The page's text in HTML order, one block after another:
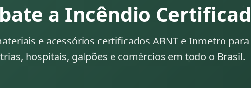
a Incêndio
e acessórios certificados ABNT e Inmetro
hospitais, galpões e comércios em todo o Brasil.